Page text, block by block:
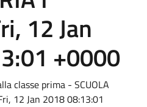
12 Jan
+0000
classe prima - SCUOLA
12 Jan 2018 08:13:01